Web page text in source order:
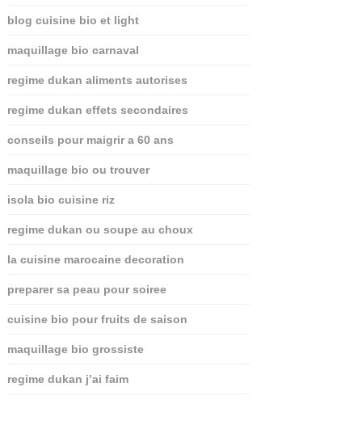
blog cuisine bio et light
maquillage bio carnaval
regime dukan aliments autorises
regime dukan effets secondaires
conseils pour maigrir a 60 ans
maquillage bio ou trouver
isola bio cuisine riz
regime dukan ou soupe au choux
la cuisine marocaine decoration
preparer sa peau pour soiree
cuisine bio pour fruits de saison
maquillage bio grossiste
regime dukan j’ai faim